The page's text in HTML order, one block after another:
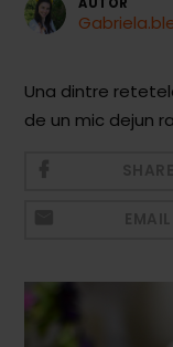
Toate
Aperitive
Aperitive Calde
Una dintre
de un mic dejun